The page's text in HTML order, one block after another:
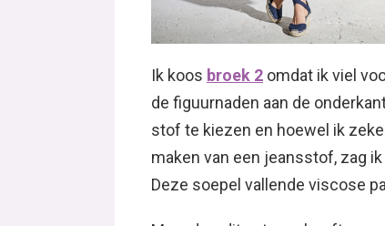
Ik koos broek 2 omdat ik viel
de figuurnaden aan de
stof te kiezen en hoewel ik
maken van een jeansstof, zag
Deze soepel vallende viscose